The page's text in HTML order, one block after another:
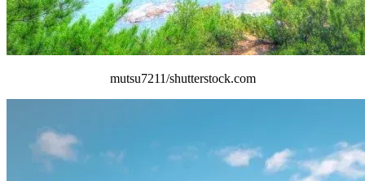
mutsu7211/shutterstock.com